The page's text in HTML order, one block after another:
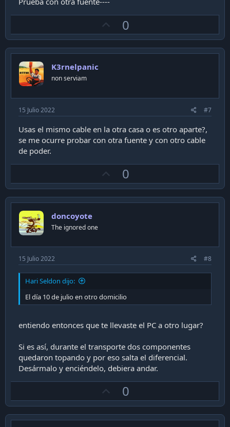
p
v
0
K3rnelpanic
non serviam
15 Julio 2022 #7
Usas el mismo cable en la otra casa o es otro aparte?,
se me ocurre probar con otra fuente y con otro cable
de poder.
p
v
0
doncoyote
The ignored one
15 Julio 2022 #8
Hari Seldon dijo:
El día 10 de julio en otro domicilio
entiendo entonces que te llevaste el PC a otro lugar?
Si es así, durante el transporte dos componentes
quedaron topando y por eso salta el diferencial.
Desármalo y enciéndelo, debiera andar.
p
v
0